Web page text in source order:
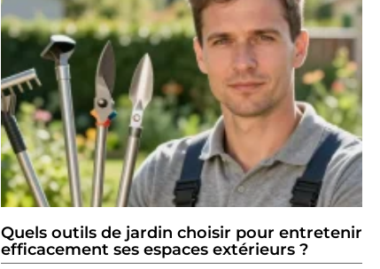
Quels outils de jardin choisir pour entretenir
efficacement ses espaces extérieurs ?